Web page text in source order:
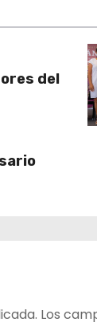
del
31 de
Los